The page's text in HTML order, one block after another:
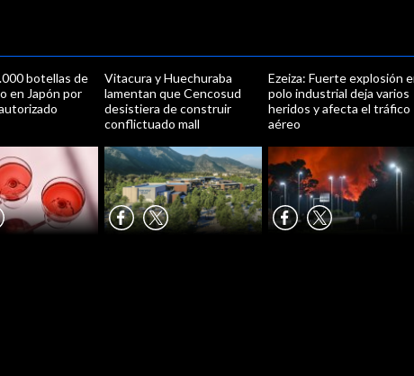
botellas de
en Japón por
Vitacura y Huechuraba
lamentan que Cencosud
desistiera de construir
conflictuado mall
Ezeiza: Fuerte explosión
polo industrial deja varios
heridos y afecta el tráfico
aéreo